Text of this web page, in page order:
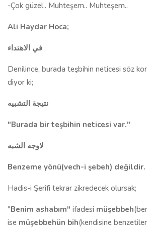
-Çok güzel.. Muhteşem.. Muhteşem..
Ali Haydar Hoca;
في الاهتداء
Denilince, burada teşbihin neticesi söz
diyor ki;
نتيجة التشبيه
"Burada bir teşbihin neticesi var."
Benzeme yönü(vech-i şebeh) değildir.
Hadis-i Şerifi tekrar zikredecek olursak;
"Benim ashabım" ifadesi müşebbeh
ise müşebbehün bih(kendisine